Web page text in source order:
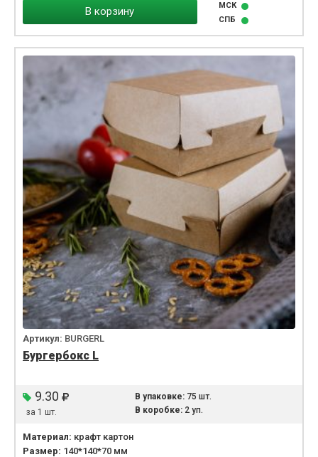
В корзину
МСК
СПБ
Артикул: BURGERL
Бургербокс L
9.30
за 1 шт.
В упаковке:75 шт.
В коробке:2 уп.
Материал: крафт картон
Размер: 140*140*70 мм